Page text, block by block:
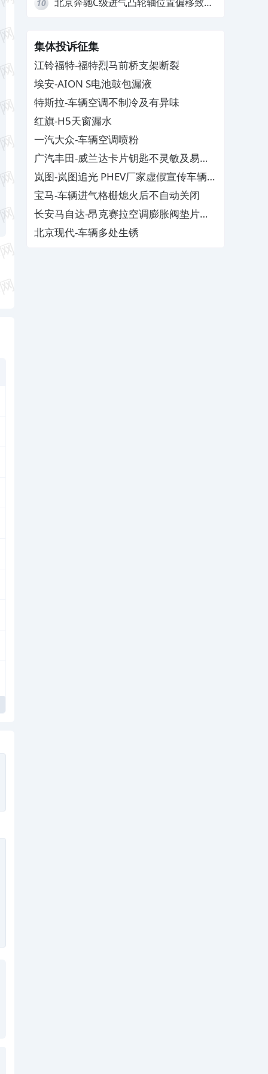
10
集体投诉征集
江铃福特-福特烈马前桥支架断裂
埃安-AION S电池鼓包漏液
特斯拉-车辆空调不制冷及有异味
红旗-H5天窗漏水
一汽大众-车辆空调喷粉
广汽丰田-威兰达卡片钥匙不灵敏及易消
磁
岚图-岚图追光 PHEV厂家虚假宣传车辆配
置与功能
宝马-车辆进气格栅熄火后不自动关闭
长安马自达-昂克赛拉空调膨胀阀垫片生
锈
北京现代-车辆多处生锈